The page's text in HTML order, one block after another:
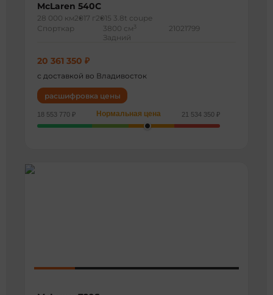
McLaren 540C
28 000 км2017 г 2015 3.8t coupe
Спорткар
3800 см 3
Задний
21021799
20 361 350 ₽
с доставкой во Владивосток
расшифровка цены
18 553 770 ₽ Нормальная цена 21 534 350 ₽